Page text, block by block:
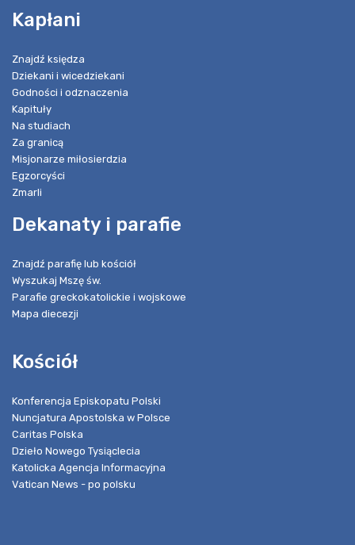
Kapłani
Znajdź księdza
Dziekani i wicedziekani
Godności i odznaczenia
Kapituły
Na studiach
Za granicą
Misjonarze miłosierdzia
Egzorcyści
Zmarli
Dekanaty i parafie
Znajdź parafię lub kościół
Wyszukaj Mszę św.
Parafie greckokatolickie i wojskowe
Mapa diecezji
Kościół
Konferencja Episkopatu Polski
Nuncjatura Apostolska w Polsce
Caritas Polska
Dzieło Nowego Tysiąclecia
Katolicka Agencja Informacyjna
Vatican News - po polsku